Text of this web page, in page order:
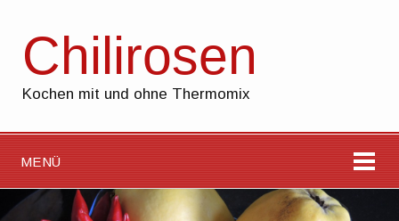
Chilirosen
Kochen mit und ohne Thermomix
MENÜ